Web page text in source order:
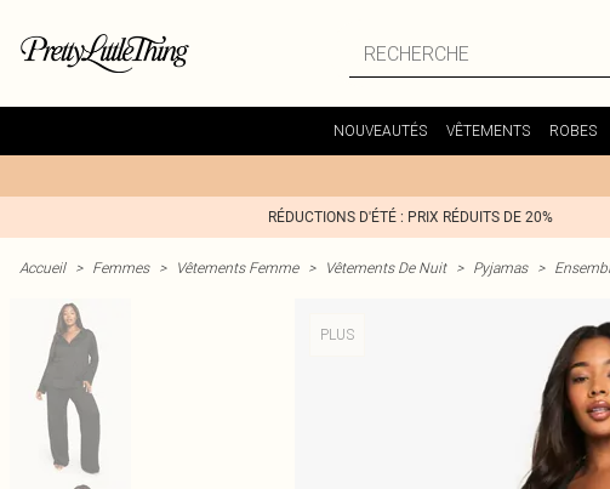
NOUVEAUTÉS VÊTEMENTS ROBES
RÉDUCTIONS D'ÉTÉ : PRIX RÉDUITS DE 20%
Accueil > Femmes > Vêtements Femme > Vêtements De Nuit > Pyjamas >
PLUS